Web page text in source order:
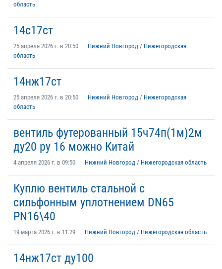
область
14c17ст
25 апреля 2026 г. в 20:50 Нижний Новгород / Нижегородская
область
14нж17ст
25 апреля 2026 г. в 20:50 Нижний Новгород / Нижегородская
область
вентиль футерованный 15ч74п(1м)2м
ду20 ру 16 можно Китай
4 апреля 2026 г. в 09:50 Нижний Новгород / Нижегородская область
Куплю вентиль стальной с
сильфонным уплотнением DN65
PN16\40
19 марта 2026 г. в 11:29 Нижний Новгород / Нижегородская область
14нж17ст ду100